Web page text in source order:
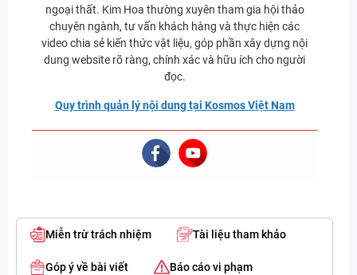
ngoại thất. Kim Hoa thường xuyên tham gia hội thảo
chuyên ngành, tư vấn khách hàng và thực hiện các
video chia sẻ kiến thức vật liệu, góp phần xây dựng nội
dung website rõ ràng, chính xác và hữu ích cho người
đọc.
Quy trình quản lý nội dung tại Kosmos Việt Nam
Miễn trừ trách nhiệm Tài liệu tham khảo
Góp ý về bài viết Báo cáo vi phạm